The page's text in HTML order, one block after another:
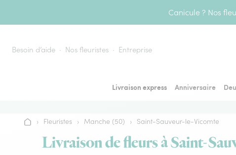
Canicule ? Nos
Besoin d’aide Nos fleuristes Entreprise
Livraison express Anniversaire
Accueil
› Fleuristes › Manche (50) › Saint-Sauveur-le-Vicomte
Livraison de fleurs à Saint-